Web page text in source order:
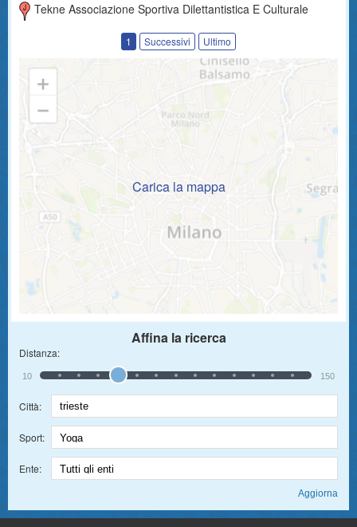
Tekne Associazione Sportiva Dilettantistica E Culturale
1 Successivi Ultimo
Carica la mappa
Affina la ricerca
Distanza:
10 150
Città:
Sport:
Ente: